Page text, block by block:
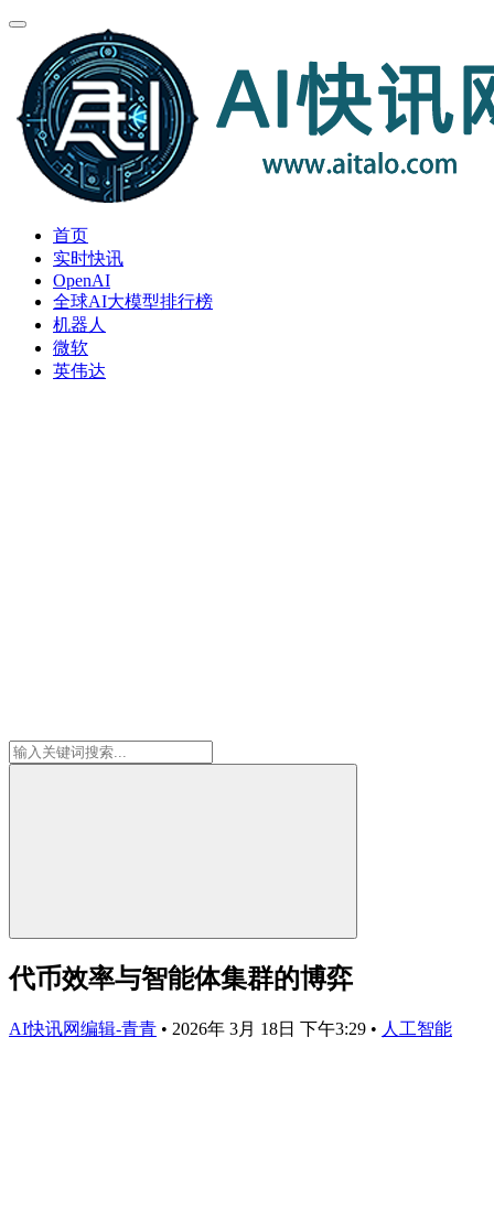
首页
实时快讯
OpenAI
全球AI大模型排行榜
机器人
微软
英伟达
代币效率与智能体集群的博弈
AI快讯网编辑-青青 • 2026年 3月 18日 下午3:29 • 人工智能